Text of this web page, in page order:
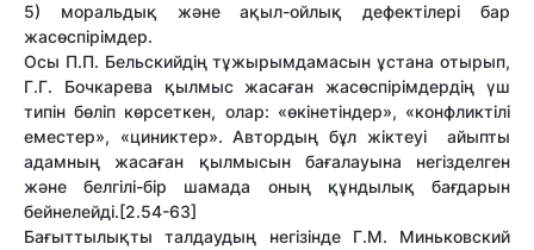
5) моральдық және ақыл-ойлық дефектілері бар
жасөспірімдер.
Осы П.П. Бельскийдің тұжырымдамасын ұстана отырып,
Г.Г. Бочкарева қылмыс жасаған жасөспірімдердің үш
типін бөліп көрсеткен, олар: «өкінетіндер», «конфликтілі
еместер», «циниктер». Автордың бұл жіктеуі айыпты
адамның жасаған қылмысын бағалауына негізделген
және белгілі-бір шамада оның құндылық бағдарын
бейнелейді.[2.54-63]
Бағыттылықты талдаудың негізінде Г.М. Миньковский